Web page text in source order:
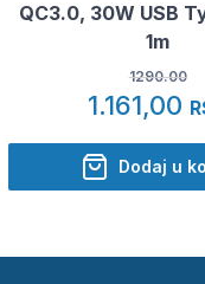
QC3.0, 30W USB
1m
1290.00
1.161,00
Dodaj u